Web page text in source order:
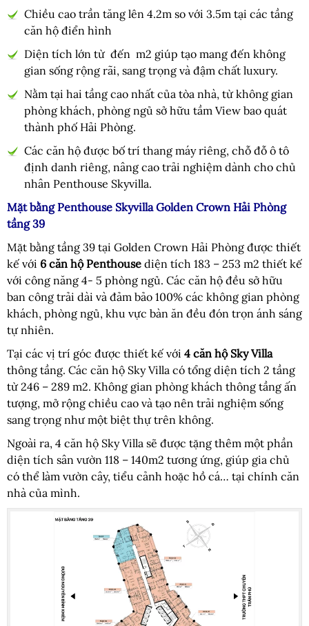
Chiều cao trần tăng lên 4.2m so với 3.5m tại các tầng
căn hộ điển hình
Diện tích lớn từ đến m2 giúp tạo mang đến không
gian sống rộng rãi, sang trọng và đậm chất luxury.
Nằm tại hai tầng cao nhất của tòa nhà, từ không gian
phòng khách, phòng ngủ sở hữu tầm View bao quát
thành phố Hải Phòng.
Các căn hộ được bố trí thang máy riêng, chỗ đỗ ô tô
định danh riêng, nâng cao trải nghiệm dành cho chủ
nhân Penthouse Skyvilla.
Mặt bằng Penthouse Skyvilla Golden Crown Hải Phòng
tầng 39
Mặt bằng tầng 39 tại Golden Crown Hải Phòng được thiết
kế với 6 căn hộ Penthouse diện tích 183 – 253 m2 thiết kế
với công năng 4- 5 phòng ngủ. Các căn hộ đều sở hữu
ban công trải dài và đảm bảo 100% các không gian phòng
khách, phòng ngủ, khu vực bàn ăn đều đón trọn ánh sáng
tự nhiên.
Tại các vị trí góc được thiết kế với 4 căn hộ Sky Villa
thông tầng. Các căn hộ Sky Villa có tổng diện tích 2 tầng
từ 246 – 289 m2. Không gian phòng khách thông tầng ấn
tượng, mở rộng chiều cao và tạo nên trải nghiệm sống
sang trọng như một biệt thự trên không.
Ngoài ra, 4 căn hộ Sky Villa sẽ được tặng thêm một phần
diện tích sân vườn 118 – 140m2 tương ứng, giúp gia chủ
có thể làm vườn cây, tiểu cảnh hoặc hồ cá… tại chính căn
nhà của mình.